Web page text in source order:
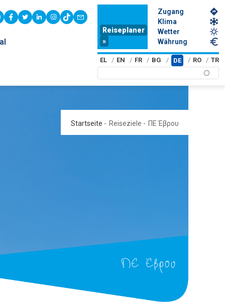
youtubefacebook
twitterlinkedininstagram
tiktokcontact
Reiseplaner
»
Zugang
Klima
Wetter
Währung
EL EN FR BG DE RO TR
ΠΕ Έβρου
Startseite - Reiseziele - ΠΕ Έβρου